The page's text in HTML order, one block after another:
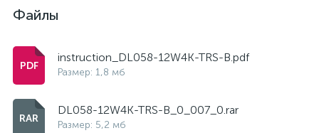
Файлы
instruction_DL058-12W4K-TRS-B.pdf
Размер: 1,8 мб
DL058-12W4K-TRS-B_0_007_0.rar
Размер: 5,2 мб